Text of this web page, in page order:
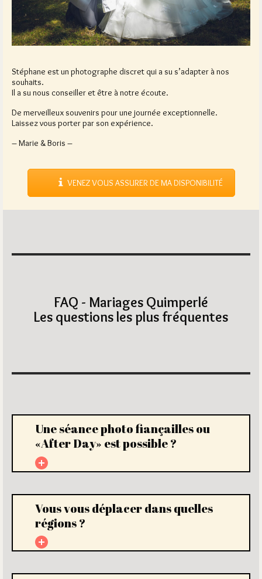
Stéphane est un photographe discret qui a su s’adapter à nos
souhaits.
Il a su nous conseiller et être à notre écoute.
De merveilleux souvenirs pour une journée exceptionnelle.
Laissez vous porter par son expérience.
– Marie & Boris –
VENEZ VOUS ASSURER DE MA DISPONIBILITÉ
FAQ - Mariages Quimperlé
Les questions les plus fréquentes
Une séance photo fiançailles ou
«After Day» est possible ?
Vous vous déplacer dans quelles
régions ?